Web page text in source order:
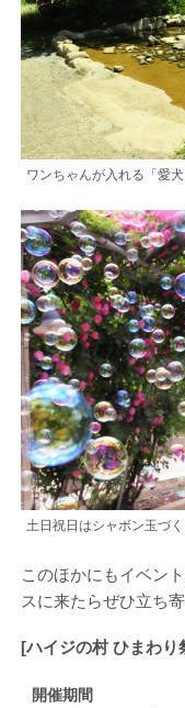
ワンちゃんが入れる「愛犬
土日祝日はシャボン玉づく
このほかにもイベン
スに来たらぜひ立ち
[ハイジの村 ひまわり
開催期間